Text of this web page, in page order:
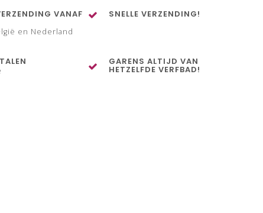
VANAF
en Nederland
SNELLE VERZENDING!
GARENS ALTIJD VAN
HETZELFDE VERFBAD!